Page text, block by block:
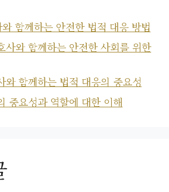
함께하는 안전한 법적 대응 방법
사와 함께하는 안전한 사회를 위한
와 함께하는 법적 대응의 중요성
중요성과 역할에 대한 이해